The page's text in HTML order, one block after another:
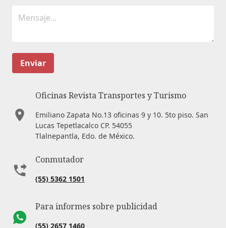
Enviar
Oficinas Revista Transportes y Turismo
Emiliano Zapata No.13 oficinas 9 y 10. 5to piso. San
Lucas Tepetlacalco CP. 54055
Tlalnepantla, Edo. de México.
Conmutador
(55) 5362 1501
Para informes sobre publicidad
(55) 2657 1460